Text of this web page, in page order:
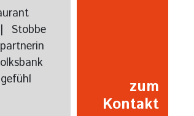
| Stobbe
zum
Kontakt